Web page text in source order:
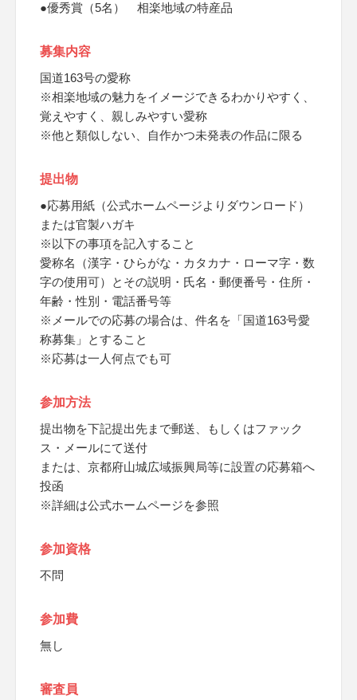
●優秀賞（5名） 相楽地域の特産品
募集内容
国道163号の愛称
※相楽地域の魅力をイメージできるわかりやすく、
覚えやすく、親しみやすい愛称
※他と類似しない、自作かつ未発表の作品に限る
提出物
●応募用紙（公式ホームページよりダウンロード）
または官製ハガキ
※以下の事項を記入すること
愛称名（漢字・ひらがな・カタカナ・ローマ字・数
字の使用可）とその説明・氏名・郵便番号・住所・
年齢・性別・電話番号等
※メールでの応募の場合は、件名を「国道163号愛
称募集」とすること
※応募は一人何点でも可
参加方法
提出物を下記提出先まで郵送、もしくはファック
ス・メールにて送付
または、京都府山城広域振興局等に設置の応募箱へ
投函
※詳細は公式ホームページを参照
参加資格
不問
参加費
無し
審査員